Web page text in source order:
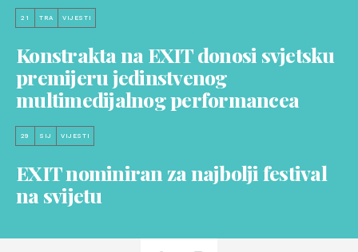
21 TRA VIJESTI
Konstrakta na EXIT donosi svjetsku
premijeru jedinstvenog
multimedijalnog performancea
29 SIJ VIJESTI
EXIT nominiran za najbolji festival
na svijetu